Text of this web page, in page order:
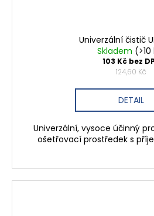
Univerzální čistič
Skladem (>10
103 Kč bez
124,60 Kč
DETAIL
Univerzální, vysoce účinný
ošetřovací prostředek s